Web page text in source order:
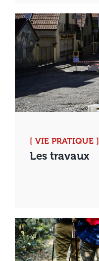
[ VIE PRATIQUE ]
Les travaux